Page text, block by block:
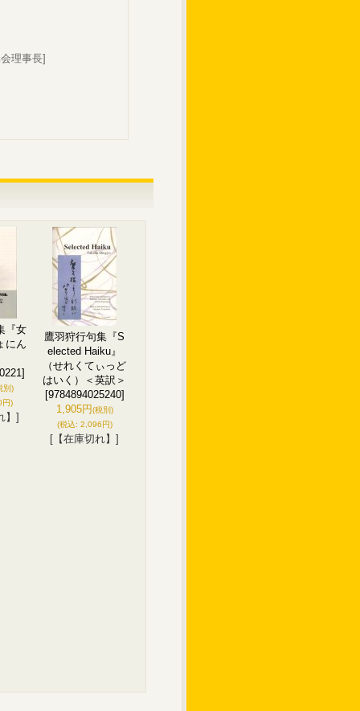
理事長]
『女
にん
別)
)
】]
鷹羽狩行句集『S
elected Haiku』
（せれくてぃっど
はいく）＜英訳＞
[9784894025240]
1,905円(税別)
(税込: 2,096円)
[【在庫切れ】]